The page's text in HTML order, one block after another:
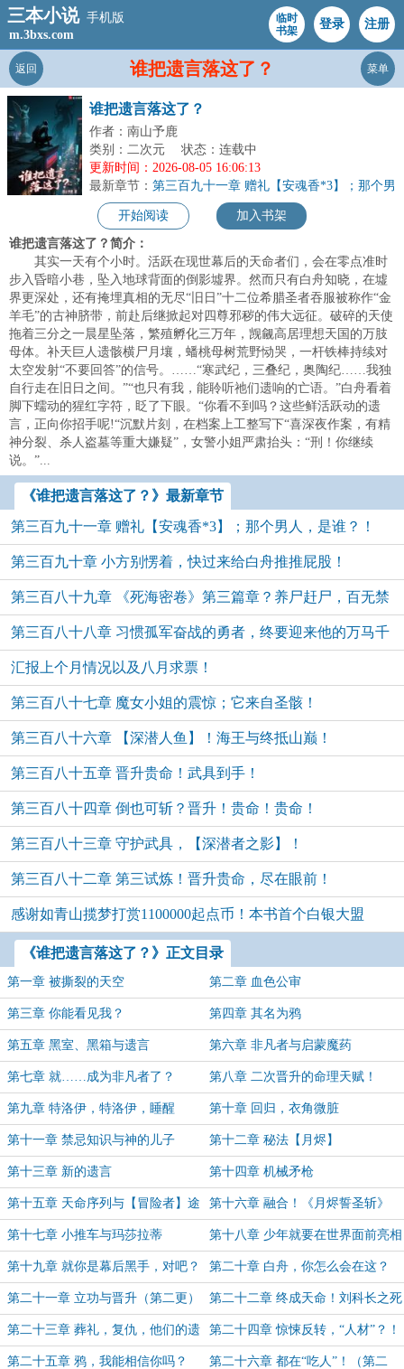
三本小说 手机版
m.3bxs.com
临时
书架
登录 注册
谁把遗言落这了？
返回 菜单
谁把遗言落这了？
作者：南山予鹿
类别：二次元
状态：连载中
更新时间：2026-08-05 16:06:13
最新章节： 第三百九十一章 赠礼【安魂香*3】；那个男
人，是谁？！
开始阅读
加入书架
谁把遗言落这了？简介：
其实一天有个小时。活跃在现世幕后的天命者们，会在零点准时
步入昏暗小巷，坠入地球背面的倒影墟界。然而只有白舟知晓，在墟
界更深处，还有掩埋真相的无尽“旧日”十二位希腊圣者吞服被称作“金
羊毛”的古神脐带，前赴后继掀起对四尊邪秽的伟大远征。破碎的天使
拖着三分之一晨星坠落，繁殖孵化三万年，觊觎高居理想天国的万肢
母体。补天巨人遗骸横尸月壤，蟠桃母树荒野恸哭，一杆铁棒持续对
太空发射“不要回答”的信号。……“寒武纪，三叠纪，奥陶纪……我独
自行走在旧日之间。”“也只有我，能聆听祂们遗响的亡语。”白舟看着
脚下蠕动的猩红字符，眨了下眼。“你看不到吗？这些鲜活跃动的遗
言，正向你招手呢!“沉默片刻，在档案上工整写下“喜深夜作案，有精
神分裂、杀人盗墓等重大嫌疑”，女警小姐严肃抬头：“刑！你继续
说。”...
《谁把遗言落这了？》最新章节
第三百九十一章 赠礼【安魂香*3】；那个男人，是谁？！
第三百九十章 小方别愣着，快过来给白舟推推屁股！
第三百八十九章 《死海密卷》第三篇章？养尸赶尸，百无禁
忌！
第三百八十八章 习惯孤军奋战的勇者，终要迎来他的万马千
军！
汇报上个月情况以及八月求票！
第三百八十七章 魔女小姐的震惊；它来自圣骸！
第三百八十六章 【深潜人鱼】！海王与终抵山巅！
第三百八十五章 晋升贵命！武具到手！
第三百八十四章 倒也可斩？晋升！贵命！贵命！
第三百八十三章 守护武具，【深潜者之影】！
第三百八十二章 第三试炼！晋升贵命，尽在眼前！
感谢如青山揽梦打赏1100000起点币！本书首个白银大盟
《谁把遗言落这了？》正文目录
第一章 被撕裂的天空 第二章 血色公审
第三章 你能看见我？ 第四章 其名为鸦
第五章 黑室、黑箱与遗言 第六章 非凡者与启蒙魔药
第七章 就……成为非凡者了？ 第八章 二次晋升的命理天赋！
第九章 特洛伊，特洛伊，睡醒
啦……
第十章 回归，衣角微脏
第十一章 禁忌知识与神的儿子 第十二章 秘法【月烬】
第十三章 新的遗言 第十四章 机械矛枪
第十五章 天命序列与【冒险者】途
径
第十六章 融合！《月烬誓圣斩》
第十七章 小推车与玛莎拉蒂 第十八章 少年就要在世界面前亮相
（5k）
第十九章 就你是幕后黑手，对吧？
（4k）
第二十章 白舟，你怎么会在这？
（第一更）
第二十一章 立功与晋升（第二更） 第二十二章 终成天命！刘科长之死
（第一更）
第二十三章 葬礼，复仇，他们的遗
言呢？！
第二十四章 惊悚反转，“人材”？！
第二十五章 鸦，我能相信你吗？ 第二十六章 都在“吃人”！（第二